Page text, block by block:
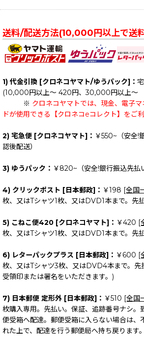
送料/配送方法(10,000円以上で送
1) 代金引換 [クロネコヤマト/ゆうパック]：
(10,000円以上～ 420円、30,000円以上～
※ クロネコヤマトでは、現金、電子
ドが使用できる【クロネコeコレクト】をご利
2) 宅急便 [クロネコヤマト]： ￥550~（安全!
認後配送）
3) ゆうパック： ￥820~（安全!銀行振込先払
4) クリックポスト [日本郵政]： ￥198 [全国
枚、又はTシャツ1枚、又はDVD1本まで。先
5) こねこ便420 [クロネコヤマト]： ￥420 [
枚、又はTシャツ1枚、又はDVD1本まで。先
6) レターパックプラス [日本郵政]： ￥600 [
枚、又はTシャツ3枚、又はDVD4本まで。先
受領印または署名をいただきます。)
7) 日本郵便 定形外 [日本郵政]： ￥510 [全国
枚購入専用。先払い。保証、追跡番号ナシ。
便受箱へ配達。郵便受箱に入らない場合は、
れた上で、配達を行う郵便局へ持ち戻ります